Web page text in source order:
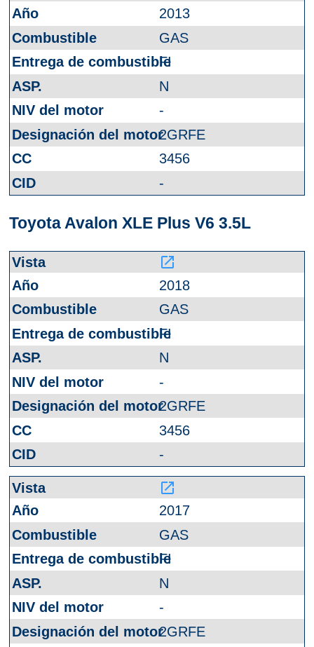
2013
GAS
FI
N
-
2GRFE
3456
-
Toyota Avalon XLE Plus V6 3.5L
launch
2018
GAS
FI
N
-
2GRFE
3456
-
launch
2017
GAS
FI
N
-
2GRFE